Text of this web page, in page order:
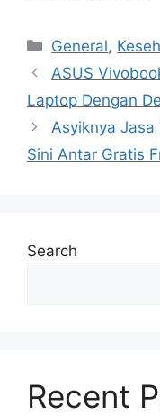
Categories
General,
ASUS
Laptop Dengan
Asyiknya Jasa
Sini Antar Gratis
Search
Recent